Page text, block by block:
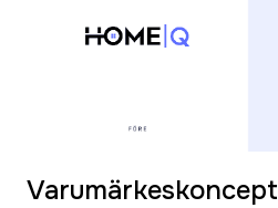
Varumärkeskoncept